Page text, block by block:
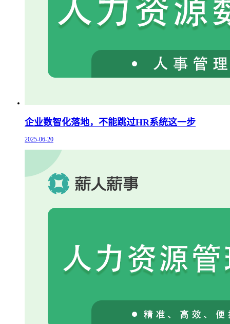
企业数智化落地，不能跳过HR系统这一步
2025-06-20